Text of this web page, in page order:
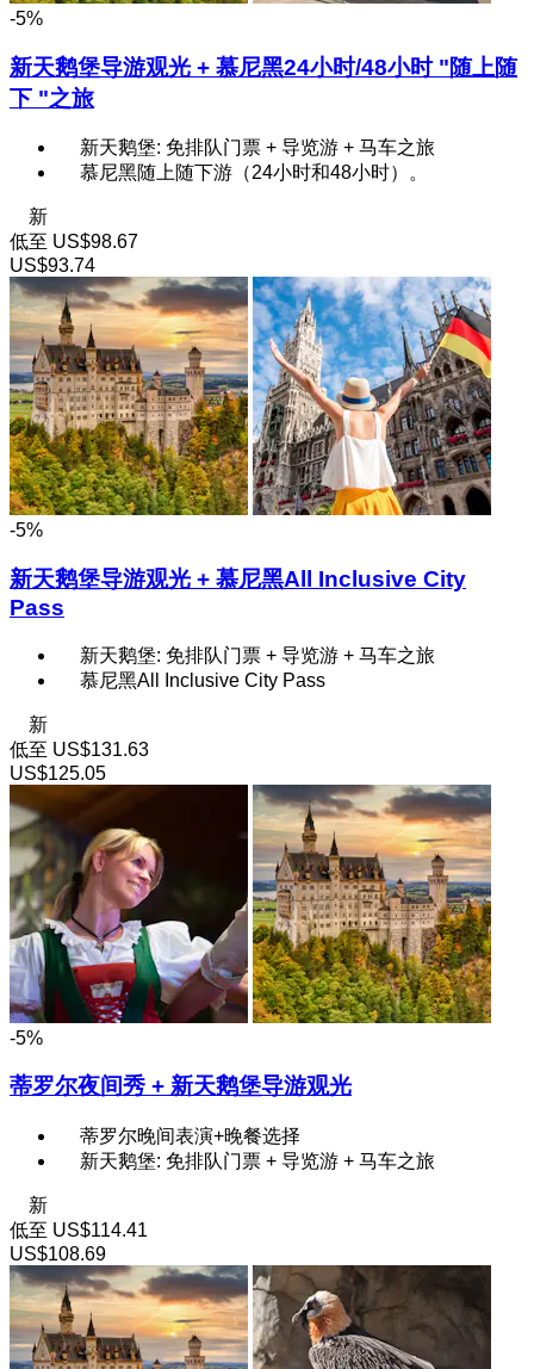
-5%
新天鹅堡导游观光 + 慕尼黑24小时/48小时 "随上随
下 "之旅
新天鹅堡: 免排队门票 + 导览游 + 马车之旅
慕尼黑随上随下游（24小时和48小时）。
新
低至 US$98.67
US$93.74
-5%
新天鹅堡导游观光 + 慕尼黑All Inclusive City
Pass
新天鹅堡: 免排队门票 + 导览游 + 马车之旅
慕尼黑All Inclusive City Pass
新
低至 US$131.63
US$125.05
-5%
蒂罗尔夜间秀 + 新天鹅堡导游观光
蒂罗尔晚间表演+晚餐选择
新天鹅堡: 免排队门票 + 导览游 + 马车之旅
新
低至 US$114.41
US$108.69